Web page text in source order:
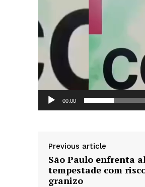
e
e
o
00:00
Previous article
São Paulo enfrenta
tempestade com
granizo